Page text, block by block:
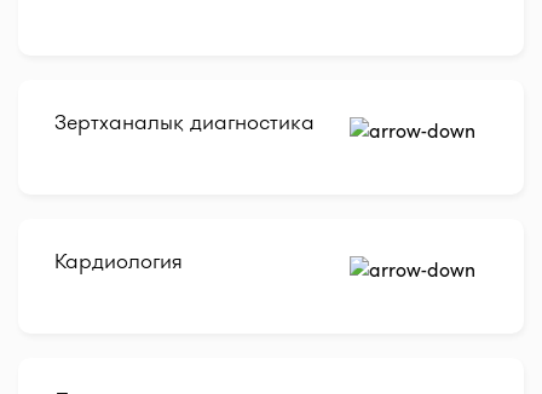
Зертханалық диагностика
Кардиология